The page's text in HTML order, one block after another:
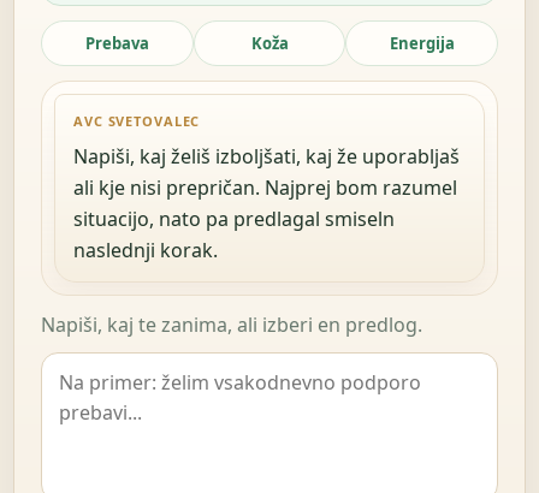
Prebava Koža Energija
AVC SVETOVALEC
Napiši, kaj želiš izboljšati, kaj že uporabljaš
ali kje nisi prepričan. Najprej bom razumel
situacijo, nato pa predlagal smiseln
naslednji korak.
Napiši, kaj te zanima, ali izberi en predlog.